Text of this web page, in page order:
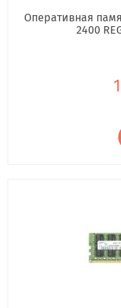
Оперативная
2400